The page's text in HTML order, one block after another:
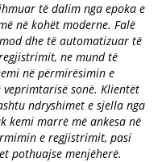
të dalim nga epoka e
në kohët moderne. Falë
dhe të automatizuar të
ne mund të
në përmirësimin e
sonë. Klientët
ndryshimet e sjella nga
kemi marrë më ankesa në
e regjistrimit, pasi
pothuajse menjëherë.